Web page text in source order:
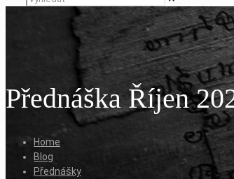
Přednáška Říjen
Home
Blog
Přednášky